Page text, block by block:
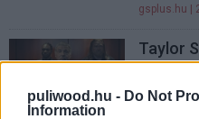
puliwood.hu - Do Not
Information
gsplus.hu |
Taylor